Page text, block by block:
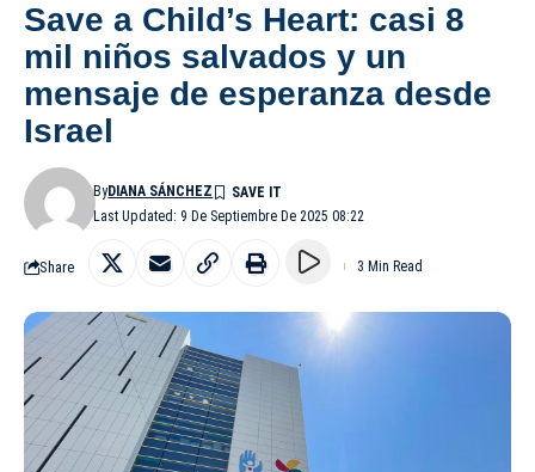
Save a Child’s Heart: casi 8
mil niños salvados y un
mensaje de esperanza desde
Israel
Last Updated: 9 De Septiembre De 2025 08:22
ByDIANA SÁNCHEZ
Share 3 Min Read